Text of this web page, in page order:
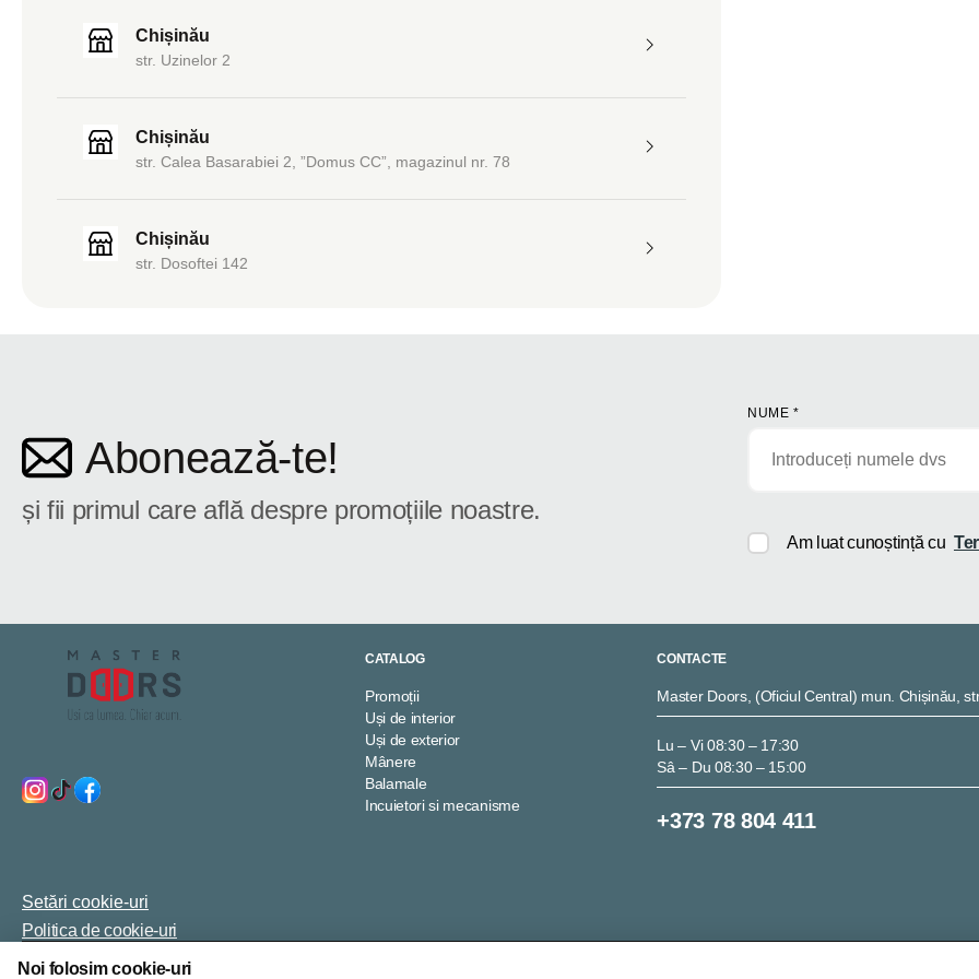
Chișinău
str. Uzinelor 2
Chișinău
str. Calea Basarabiei 2, ”Domus CC”, magazinul nr. 78
Chișinău
str. Dosoftei 142
Abonează-te!
și fii primul care află despre promoțiile noastre.
NUME *
Am luat cunoștință cu
CATALOG
Promoții
Uși de interior
Uși de exterior
Mânere
Balamale
Incuietori si mecanisme
CONTACTE
Master Doors, (Oficiul Central) mun. Chișinău,
Lu – Vi 08:30 – 17:30
Sâ – Du 08:30 – 15:00
+373 78 804 411
Setări cookie-uri
Politica de cookie-uri
Noi folosim cookie-uri